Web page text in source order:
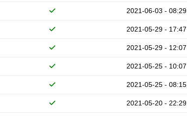
2021-06-03 - 08:29
2021-05-29 - 17:47
2021-05-29 - 12:07
2021-05-25 - 10:07
2021-05-25 - 08:15
2021-05-20 - 22:29